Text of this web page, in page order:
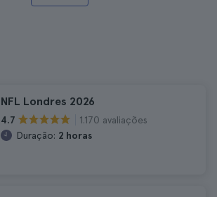
NFL Londres 2026
4.7
1.170 avaliações
Duração: 2 horas